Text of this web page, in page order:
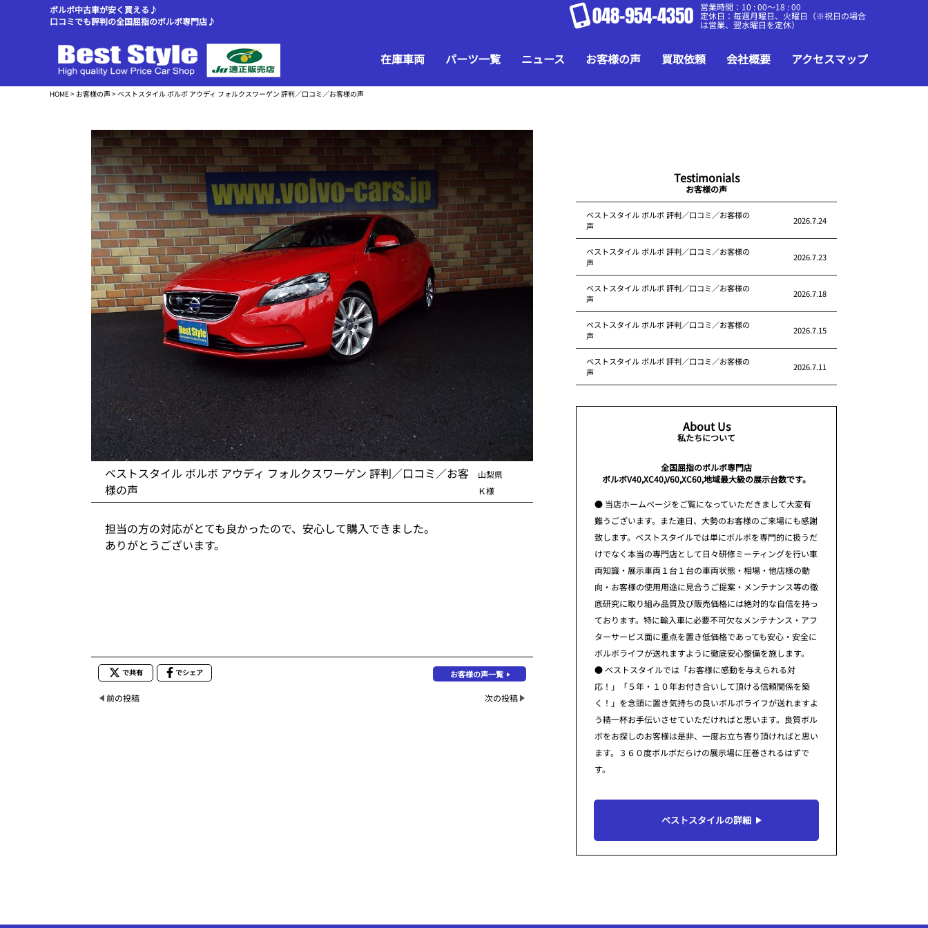
ボルボ中古車が安く買える♪
口コミでも評判の全国屈指のボルボ専門店♪
048-954-4350 営業時間：10 : 00～18 : 00
定休日：毎週月曜日、火曜日（※祝日の場合
は営業、翌水曜日を定休）
在庫車両 パーツ一覧 ニュース お客様の声 買取依頼 会社概要 アクセスマップ
HOME> お客様の声> ベストスタイル ボルボ アウディ フォルクスワーゲン 評判／口コミ／お客様の声
ベストスタイル ボルボ アウディ フォルクスワーゲン 評判／口コミ／お客
様の声
山梨県
Ｋ様
担当の方の対応がとても良かったので、安心して購入できました。
ありがとうございます。
で共有 でシェア お客様の声一覧
前の投稿 次の投稿
Testimonials
お客様の声
ベストスタイル ボルボ 評判／口コミ／お客様の
声
2026.7.24
ベストスタイル ボルボ 評判／口コミ／お客様の
声
2026.7.23
ベストスタイル ボルボ 評判／口コミ／お客様の
声
2026.7.18
ベストスタイル ボルボ 評判／口コミ／お客様の
声
2026.7.15
ベストスタイル ボルボ 評判／口コミ／お客様の
声
2026.7.11
About Us
私たちについて
全国屈指のボルボ専門店
ボルボV40,XC40,V60,XC60,地域最大級の展示台数です。
● 当店ホームページをご覧になっていただきまして大変有
難うございます。また連日、大勢のお客様のご来場にも感謝
致します。ベストスタイルでは単にボルボを専門的に扱うだ
けでなく本当の専門店として日々研修ミーティングを行い車
両知識・展示車両１台１台の車両状態・相場・他店様の動
向・お客様の使用用途に見合うご提案・メンテナンス等の徹
底研究に取り組み品質及び販売価格には絶対的な自信を持っ
ております。特に輸入車に必要不可欠なメンテナンス・アフ
ターサービス面に重点を置き低価格であっても安心・安全に
ボルボライフが送れますように徹底安心整備を施します。
● ベストスタイルでは「お客様に感動を与えられる対
応！」「５年・１０年お付き合いして頂ける信頼関係を築
く！」を念頭に置き気持ちの良いボルボライフが送れますよ
う精一杯お手伝いさせていただければと思います。良質ボル
ボをお探しのお客様は是非、一度お立ち寄り頂ければと思い
ます。３６０度ボルボだらけの展示場に圧巻されるはずで
す。
ベストスタイルの詳細